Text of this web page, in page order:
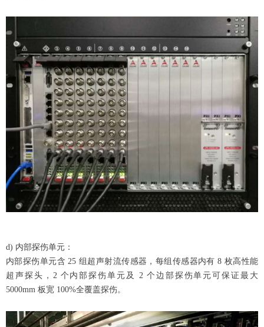
d) 内部探伤单元：
内部探伤单元含 25 组超声射流传感器，每组传感器内有 8 枚高性能
超声探头，2 个内部探伤单元及 2 个边部探伤单元可保证最大
5000mm 板宽 100%全覆盖探伤。